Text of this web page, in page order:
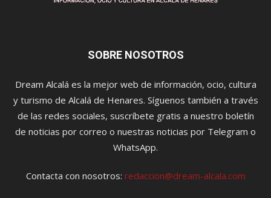
SOBRE NOSOTROS
Dream Alcalá es la mejor web de información, ocio, cultura
y turismo de Alcalá de Henares. Síguenos también a través
de las redes sociales, suscríbete gratis a nuestro boletín
de noticias por correo o nuestras noticias por Telegram o
WhatsApp.
Contacta con nosotros: redaccion@dream-alcala.com